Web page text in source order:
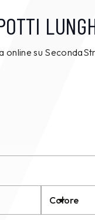
online su
Colore